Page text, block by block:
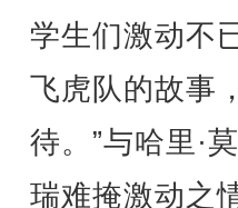
学生们激动不
飞虎队的故事
待。”与哈里·
瑞难掩激动之